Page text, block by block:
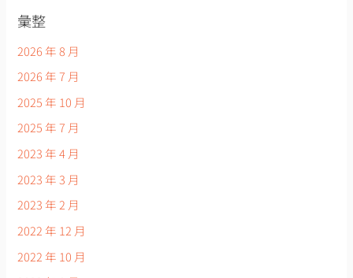
經
上
架
彙整
2026 年 8 月
2026 年 7 月
2025 年 10 月
2025 年 7 月
2023 年 4 月
2023 年 3 月
2023 年 2 月
2022 年 12 月
2022 年 10 月